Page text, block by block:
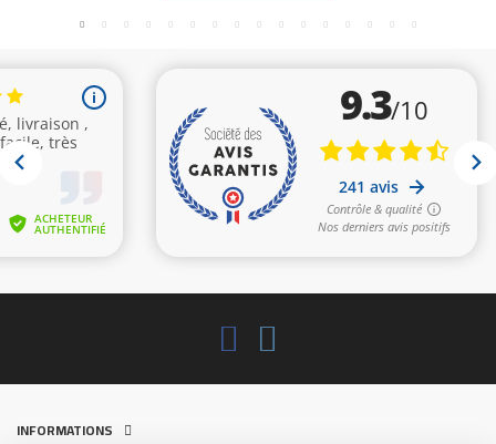
INFORMATIONS